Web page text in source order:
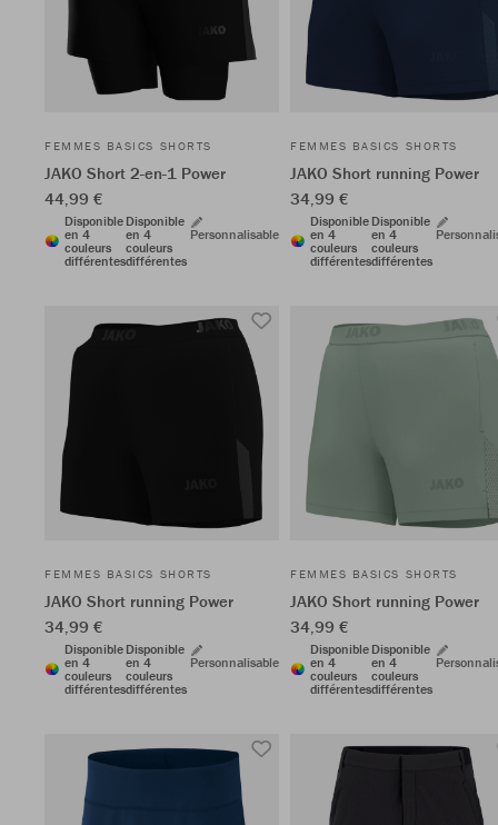
FEMMES BASICS SHORTS
JAKO Short 2-en-1 Power
44,99 €
Disponible
en 4
couleurs
différentes
Disponible
en 4
couleurs
différentes
Personnalisable
FEMMES BASICS SHORTS
JAKO Short running Power
34,99 €
Disponible
en 4
couleurs
différentes
Disponible
en 4
couleurs
différentes
FEMMES BASICS SHORTS
JAKO Short running Power
34,99 €
Disponible
en 4
couleurs
différentes
Disponible
en 4
couleurs
différentes
Personnalisable
FEMMES BASICS SHORTS
JAKO Short running Power
34,99 €
Disponible
en 4
couleurs
différentes
Disponible
en 4
couleurs
différentes